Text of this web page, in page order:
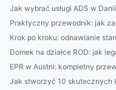
Jak wybrać usługi ADS w
Praktyczny przewodnik: jak
Krok po kroku: odnawianie
Domek na działce ROD: jak
EPR w Austrii: kompletny
Jak stworzyć 10 skutecznych